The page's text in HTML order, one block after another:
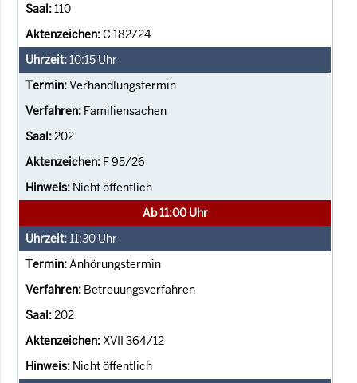
110
C 182/24
10:15 Uhr
Verhandlungstermin
Familiensachen
202
F 95/26
Nicht öffentlich
Ab 11:00 Uhr
11:30 Uhr
Anhörungstermin
Betreuungsverfahren
202
XVII 364/12
Nicht öffentlich